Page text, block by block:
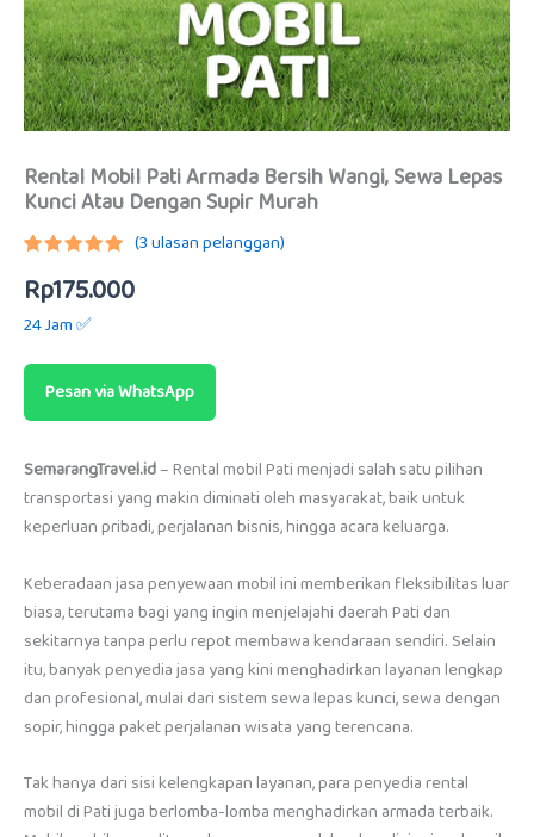
Rental Mobil Pati Armada Bersih Wangi, Sewa Lepas
Kunci Atau Dengan Supir Murah
5.00dari
5
berdasarkan
penilaian
(3ulasan pelanggan)
Rp175.000
24 Jam ✅
Pesan via WhatsApp
SemarangTravel.id– Rental mobil Pati menjadi salah satu pilihan
transportasi yang makin diminati oleh masyarakat, baik untuk
keperluan pribadi, perjalanan bisnis, hingga acara keluarga.
Keberadaan jasa penyewaan mobil ini memberikan fleksibilitas luar
biasa, terutama bagi yang ingin menjelajahi daerah Pati dan
sekitarnya tanpa perlu repot membawa kendaraan sendiri. Selain
itu, banyak penyedia jasa yang kini menghadirkan layanan lengkap
dan profesional, mulai dari sistem sewa lepas kunci, sewa dengan
sopir, hingga paket perjalanan wisata yang terencana.
Tak hanya dari sisi kelengkapan layanan, para penyedia rental
mobil di Pati juga berlomba-lomba menghadirkan armada terbaik.